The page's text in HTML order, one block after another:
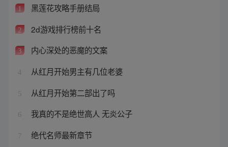
1 黑莲花攻略手册结局
2 2d游戏排行榜前十名
3 内心深处的恶魔的文案
4 从红月开始男主有几位老婆
5 从红月开始第二部出了吗
6 我真的不是绝世高人 无炎公子
7 绝代名师最新章节